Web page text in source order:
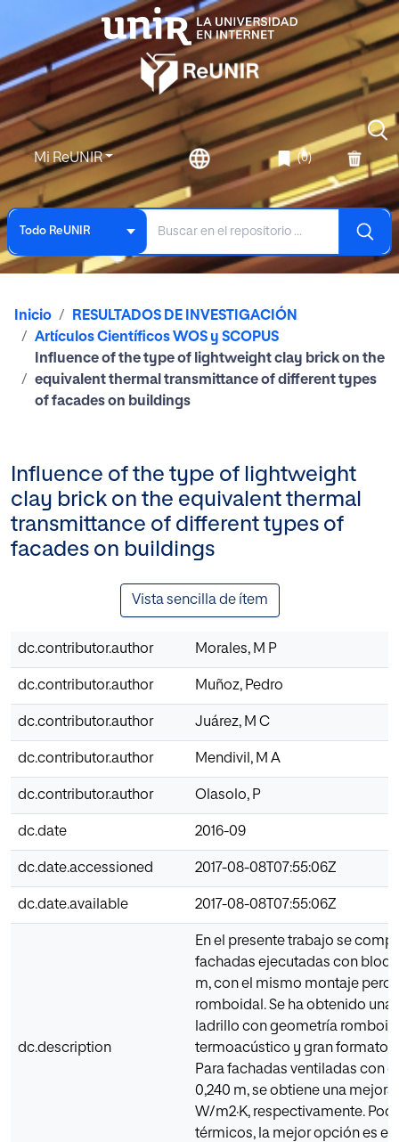
Mi ReUNIR (0)
Todo ReUNIR
Inicio
RESULTADOS DE INVESTIGACIÓN
Artículos Científicos WOS y SCOPUS
Influence of the type of lightweight clay brick on the
equivalent thermal transmittance of different types
of facades on buildings
Influence of the type of lightweight
clay brick on the equivalent thermal
transmittance of different types of
facades on buildings
Vista sencilla de ítem
dc.contributor.author Morales, M P
dc.contributor.author Muñoz, Pedro
dc.contributor.author Juárez, M C
dc.contributor.author Mendivil, M A
dc.contributor.author Olasolo, P
dc.date 2016-09
dc.date.accessioned 2017-08-08T07:55:06Z
dc.date.available 2017-08-08T07:55:06Z
dc.description
En el presente trabajo se
fachadas ejecutadas con
m, con el mismo montaje
romboidal. Se ha obtenido una
ladrillo con geometría
termoacústico y gran formato
Para fachadas ventiladas con
0,240 m, se obtiene una mejora
W/m2·K, respectivamente.
térmicos, la mejor opción es el